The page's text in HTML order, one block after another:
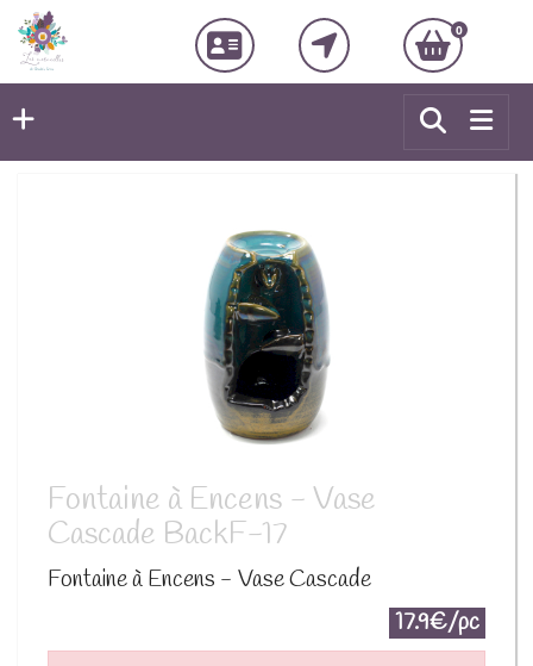
0
Fontaine à Encens - Vase
Cascade BackF-17
Fontaine à Encens - Vase Cascade
17.9€/pc